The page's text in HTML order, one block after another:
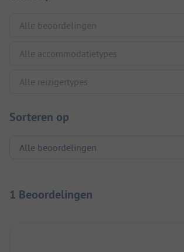
Sorteren op
1 Beoordelingen